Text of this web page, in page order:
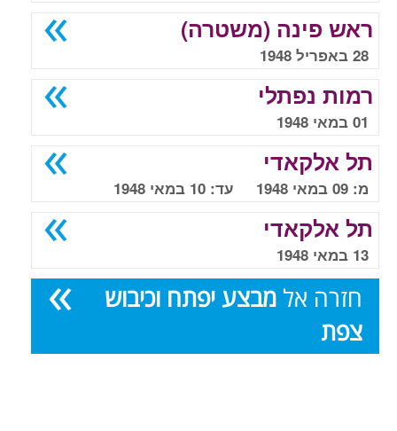
ראש פינה (משטרה)
28 באפריל 1948
רמות נפתלי
01 במאי 1948
תל אלקאדי
מ: 09 במאי 1948 עד: 10 במאי 1948
תל אלקאדי
13 במאי 1948
חזרה אל מבצע יפתח וכיבוש
צפת